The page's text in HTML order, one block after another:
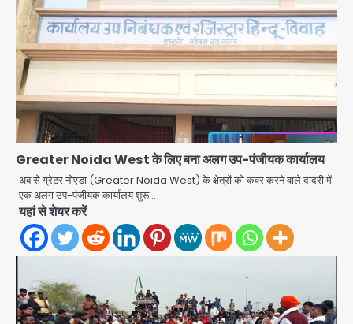
Greater Noida West के लिए बना अलग उप-पंजीयक कार्यालय
अब से ग्रेटर नोएडा (Greater Noida West) के क्षेत्रों को कवर करने वाले दादरी में
एक अलग उप-पंजीयक कार्यालय शुरू…
यहां से शेयर करें